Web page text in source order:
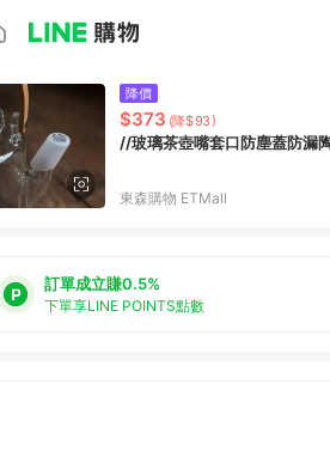
降價
$373 (降$93)
//玻璃茶壺嘴套口防塵蓋防漏
東森購物 ETMall
訂單成立賺0.5%
下單享LINE POINTS點數